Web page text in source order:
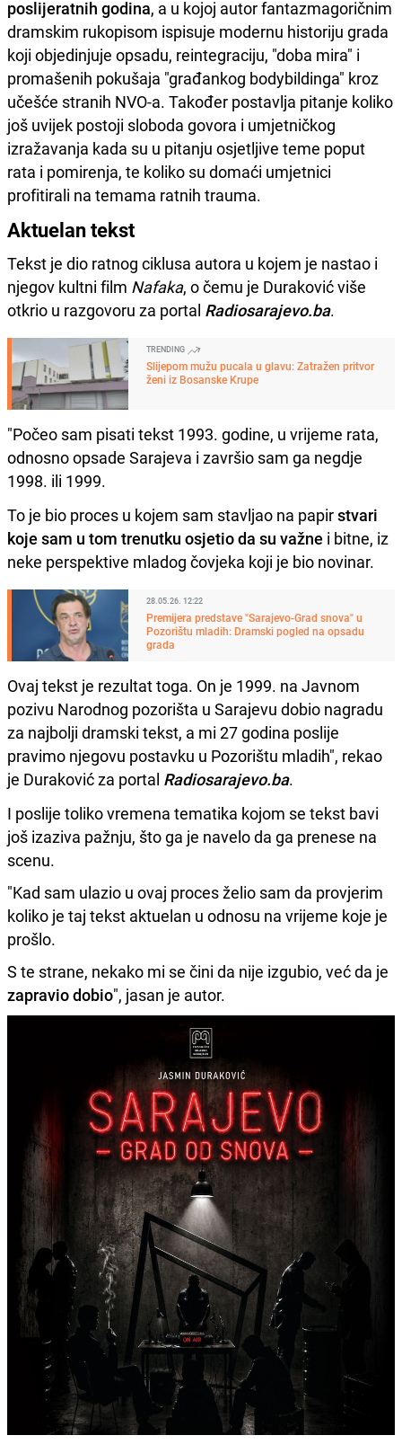
poslijeratnih godina, a u kojoj autor fantazmagoričnim
dramskim rukopisom ispisuje modernu historiju grada
koji objedinjuje opsadu, reintegraciju, "doba mira" i
promašenih pokušaja "građankog bodybildinga" kroz
učešće stranih NVO-a. Također postavlja pitanje koliko
još uvijek postoji sloboda govora i umjetničkog
izražavanja kada su u pitanju osjetljive teme poput
rata i pomirenja, te koliko su domaći umjetnici
profitirali na temama ratnih trauma.
Aktuelan tekst
Tekst je dio ratnog ciklusa autora u kojem je nastao i
njegov kultni film Nafaka, o čemu je Duraković više
otkrio u razgovoru za portal Radiosarajevo.ba.
TRENDING
Slijepom mužu pucala u glavu: Zatražen pritvor
ženi iz Bosanske Krupe
"Počeo sam pisati tekst 1993. godine, u vrijeme rata,
odnosno opsade Sarajeva i završio sam ga negdje
1998. ili 1999.
To je bio proces u kojem sam stavljao na papirstvari
koje sam u tom trenutku osjetio da su važne i bitne, iz
neke perspektive mladog čovjeka koji je bio novinar.
28.05.26. 12:22
Premijera predstave "Sarajevo-Grad snova" u
Pozorištu mladih: Dramski pogled na opsadu
grada
Ovaj tekst je rezultat toga. On je 1999. na Javnom
pozivu Narodnog pozorišta u Sarajevu dobio nagradu
za najbolji dramski tekst, a mi 27 godina poslije
pravimo njegovu postavku u Pozorištu mladih", rekao
je Duraković za portal Radiosarajevo.ba.
I poslije toliko vremena tematika kojom se tekst bavi
još izaziva pažnju, što ga je navelo da ga prenese na
scenu.
"Kad sam ulazio u ovaj proces želio sam da provjerim
koliko je taj tekst aktuelan u odnosu na vrijeme koje je
prošlo.
S te strane, nekako mi se čini da nije izgubio, već da je
zapravio dobio", jasan je autor.